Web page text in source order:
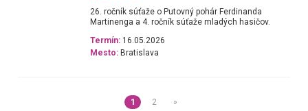
26. ročník súťaže o Putovný pohár Ferdinanda
Martinenga a 4. ročník súťaže mladých hasičov.
Termín: 16.05.2026
Mesto: Bratislava
1 2 »